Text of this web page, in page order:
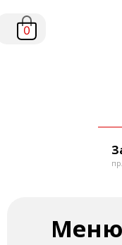
0
Меню